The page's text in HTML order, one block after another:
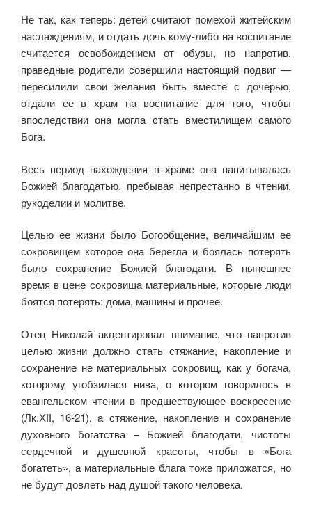
Не так, как теперь: детей считают помехой житейским
наслаждениям, и отдать дочь кому-либо на воспитание
считается освобождением от обузы, но напротив,
праведные родители совершили настоящий подвиг —
пересилили свои желания быть вместе с дочерью,
отдали ее в храм на воспитание для того, чтобы
впоследствии она могла стать вместилищем самого
Бога.
Весь период нахождения в храме она напитывалась
Божией благодатью, пребывая непрестанно в чтении,
рукоделии и молитве.
Целью ее жизни было Богообщение, величайшим ее
сокровищем которое она берегла и боялась потерять
было сохранение Божией благодати. В нынешнее
время в цене сокровища материальные, которые люди
боятся потерять: дома, машины и прочее.
Отец Николай акцентировал внимание, что напротив
целью жизни должно стать стяжание, накопление и
сохранение не материальных сокровищ, как у богача,
которому угобзилася нива, о котором говорилось в
евангельском чтении в предшествующее воскресение
(Лк.ХІІ, 16-21), а стяжение, накопление и сохранение
духовного богатства – Божией благодати, чистоты
сердечной и душевной красоты, чтобы в «Бога
богатеть», а материальные блага тоже приложатся, но
не будут довлеть над душой такого человека.